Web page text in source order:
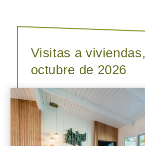
Visitas a viviendas,
octubre de 2026